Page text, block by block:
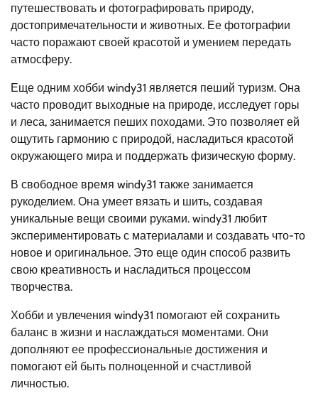
путешествовать и фотографировать природу,
достопримечательности и животных. Ее фотографии
часто поражают своей красотой и умением передать
атмосферу.
Еще одним хобби windy31 является пеший туризм. Она
часто проводит выходные на природе, исследует горы
и леса, занимается пеших походами. Это позволяет ей
ощутить гармонию с природой, насладиться красотой
окружающего мира и поддержать физическую форму.
В свободное время windy31 также занимается
рукоделием. Она умеет вязать и шить, создавая
уникальные вещи своими руками. windy31 любит
экспериментировать с материалами и создавать что-то
новое и оригинальное. Это еще один способ развить
свою креативность и насладиться процессом
творчества.
Хобби и увлечения windy31 помогают ей сохранить
баланс в жизни и наслаждаться моментами. Они
дополняют ее профессиональные достижения и
помогают ей быть полноценной и счастливой
личностью.